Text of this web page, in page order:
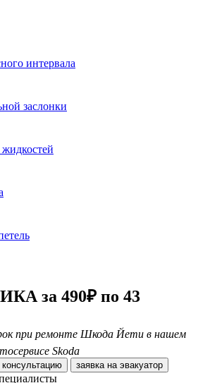
интервала
заслонки
за 490₽ по 43
при ремонте Шкода Йети в нашем
Skoda
консультацию заявка на эвакуатор